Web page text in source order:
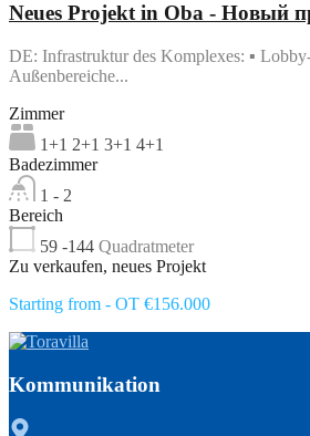
Neues Projekt in Oba - Новый
DE: Infrastruktur des Komplexes: ▪
Außenbereiche...
Zimmer
1+1 2+1 3+1 4+1
Badezimmer
1 - 2
Bereich
59 -144 Quadratmeter
Zu verkaufen, neues Projekt
Starting from - OT €156.000
Kommunikation